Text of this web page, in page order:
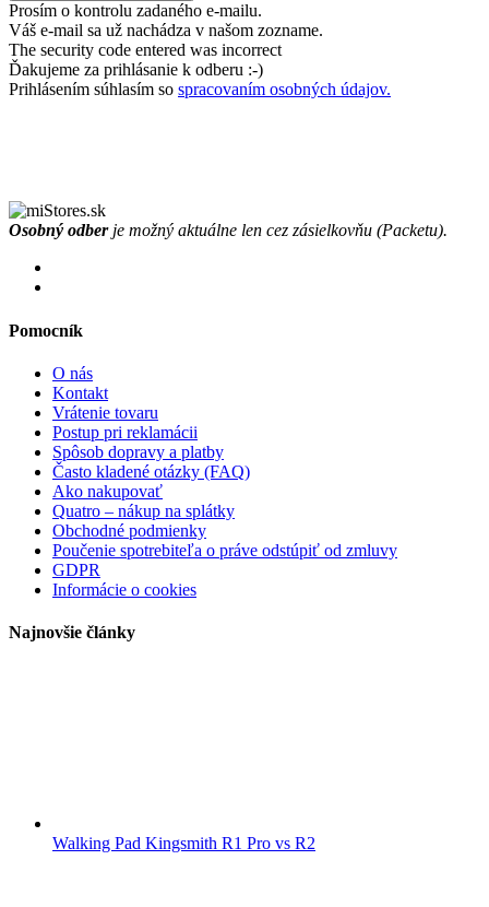
Prosím o kontrolu zadaného e-mailu.
Váš e-mail sa už nachádza v našom zozname.
The security code entered was incorrect
Ďakujeme za prihlásanie k odberu :-)
Prihlásením súhlasím so spracovaním osobných údajov.
Osobný odberje možný aktuálne len cez zásielkovňu (Packetu).
Pomocník
O nás
Kontakt
Vrátenie tovaru
Postup pri reklamácii
Spôsob dopravy a platby
Často kladené otázky (FAQ)
Ako nakupovať
Quatro – nákup na splátky
Obchodné podmienky
Poučenie spotrebiteľa o práve odstúpiť od zmluvy
GDPR
Informácie o cookies
Najnovšie články
Walking Pad Kingsmith R1 Pro vs R2